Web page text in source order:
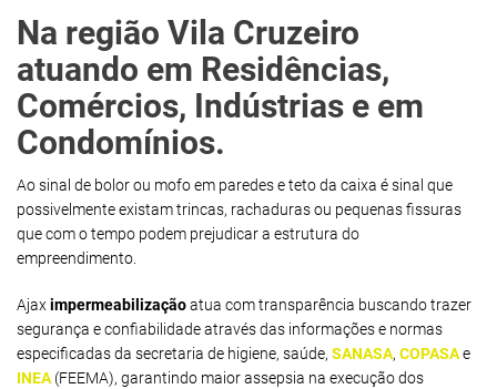
Na região Vila Cruzeiro
atuando em Residências,
Comércios, Indústrias e em
Condomínios.
Ao sinal de bolor ou mofo em paredes e teto da caixa é sinal que
possivelmente existam trincas, rachaduras ou pequenas fissuras
que com o tempo podem prejudicar a estrutura do
empreendimento.
Ajaximpermeabilizaçãoatua com transparência buscando trazer
segurança e confiabilidade através das informações e normas
especificadas da secretaria de higiene, saúde, SANASA, COPASAe
INEA (FEEMA), garantindo maior assepsia na execução dos